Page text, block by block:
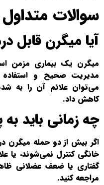
سوالات
آیا میگرن قابل
میگرن یک بیماری مزمن
مدیریت صحیح و استفاده
می‌توان علائم آن را به
کاهش داد.
چه زمانی باید
اگر بیش از دو حمله میگرن
خانگی کنترل نمی‌شوند، یا
گفتاری یا ضعف عضلانی
مراجعه کنید.